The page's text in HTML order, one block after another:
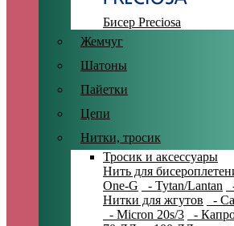
Бисер Preciosa
Жемчуг
Шатоны
Пайетки
Цепи
Нитки, тросик
Тросик и аксессуары
Нить для
One-G
- Tytan/Lantan
Нитки для жгутов
-
- Micron 20s/3
-